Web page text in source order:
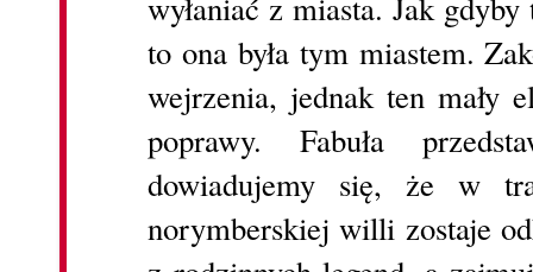
wyłaniać z miasta. Jak
to ona była tym miastem.
wejrzenia, jednak ten mały
poprawy. Fabuła
dowiadujemy się, że w
norymberskiej willi zostaje